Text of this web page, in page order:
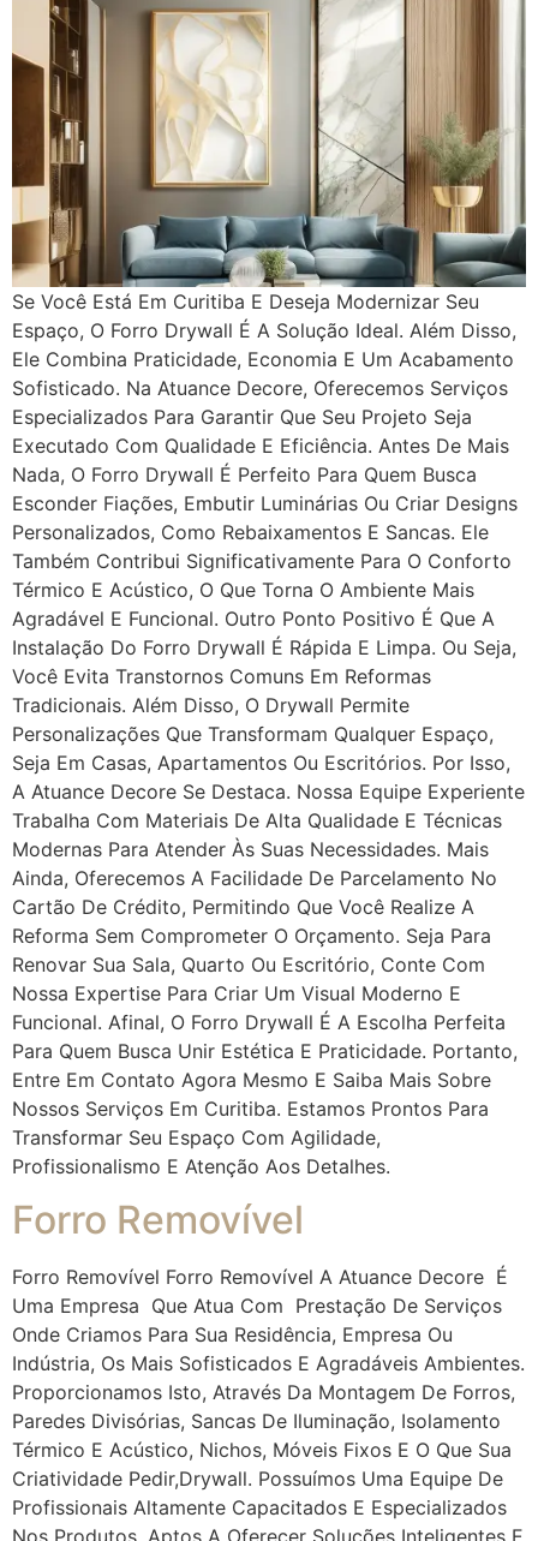
Se Você Está Em Curitiba E Deseja Modernizar Seu
Espaço, O Forro Drywall É A Solução Ideal. Além Disso,
Ele Combina Praticidade, Economia E Um Acabamento
Sofisticado. Na Atuance Decore, Oferecemos Serviços
Especializados Para Garantir Que Seu Projeto Seja
Executado Com Qualidade E Eficiência. Antes De Mais
Nada, O Forro Drywall É Perfeito Para Quem Busca
Esconder Fiações, Embutir Luminárias Ou Criar Designs
Personalizados, Como Rebaixamentos E Sancas. Ele
Também Contribui Significativamente Para O Conforto
Térmico E Acústico, O Que Torna O Ambiente Mais
Agradável E Funcional. Outro Ponto Positivo É Que A
Instalação Do Forro Drywall É Rápida E Limpa. Ou Seja,
Você Evita Transtornos Comuns Em Reformas
Tradicionais. Além Disso, O Drywall Permite
Personalizações Que Transformam Qualquer Espaço,
Seja Em Casas, Apartamentos Ou Escritórios. Por Isso,
A Atuance Decore Se Destaca. Nossa Equipe Experiente
Trabalha Com Materiais De Alta Qualidade E Técnicas
Modernas Para Atender Às Suas Necessidades. Mais
Ainda, Oferecemos A Facilidade De Parcelamento No
Cartão De Crédito, Permitindo Que Você Realize A
Reforma Sem Comprometer O Orçamento. Seja Para
Renovar Sua Sala, Quarto Ou Escritório, Conte Com
Nossa Expertise Para Criar Um Visual Moderno E
Funcional. Afinal, O Forro Drywall É A Escolha Perfeita
Para Quem Busca Unir Estética E Praticidade. Portanto,
Entre Em Contato Agora Mesmo E Saiba Mais Sobre
Nossos Serviços Em Curitiba. Estamos Prontos Para
Transformar Seu Espaço Com Agilidade,
Profissionalismo E Atenção Aos Detalhes.
Forro Removível
Forro Removível Forro Removível A Atuance Decore É
Uma Empresa Que Atua Com Prestação De Serviços
Onde Criamos Para Sua Residência, Empresa Ou
Indústria, Os Mais Sofisticados E Agradáveis Ambientes.
Proporcionamos Isto, Através Da Montagem De Forros,
Paredes Divisórias, Sancas De Iluminação, Isolamento
Térmico E Acústico, Nichos, Móveis Fixos E O Que Sua
Criatividade Pedir,drywall. Possuímos Uma Equipe De
Profissionais Altamente Capacitados E Especializados